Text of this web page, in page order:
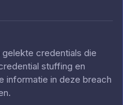
credentials die
stuffing en
informatie in deze breach